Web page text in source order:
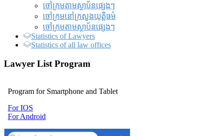
ចៅក្រមតាមស្ថាប័នផ្សេងៗ
ចៅក្រមនៅក្រសួងយុត្តិធម៌
ចៅក្រមតាមស្ថាប័នផ្សេងៗ
Statistics of Lawyers
Statistics of all law offices
Lawyer List Program
Program for Smartphone and Tablet
For IOS
For Android